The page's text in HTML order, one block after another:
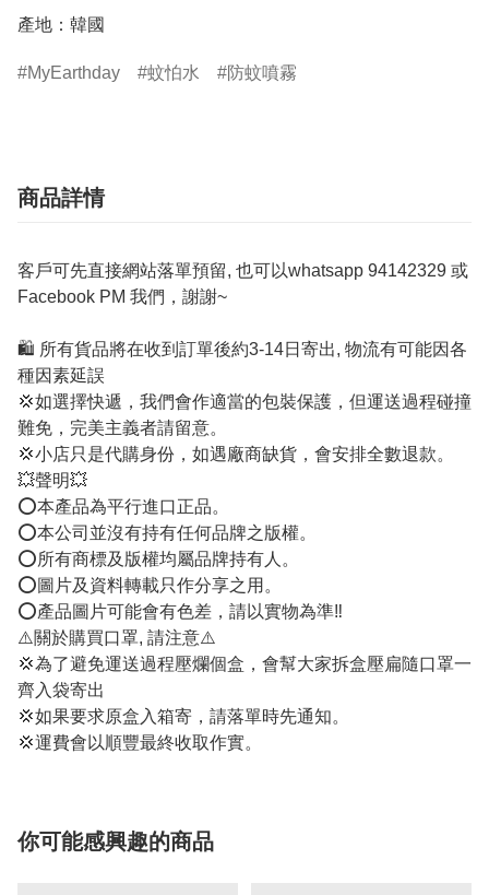
產地：韓國
MyEarthday 蚊怕水 防蚊噴霧
商品詳情
客戶可先直接網站落單預留, 也可以whatsapp 94142329 或
Facebook PM 我們，謝謝~
🛍️ 所有貨品將在收到訂單後約3-14日寄出, 物流有可能因各
種因素延誤
💢如選擇快遞，我們會作適當的包裝保護，但運送過程碰撞
難免，完美主義者請留意。
💢小店只是代購身份，如遇廠商缺貨，會安排全數退款。
💥聲明💥
⭕️本產品為平行進口正品。
⭕️本公司並沒有持有任何品牌之版權。
⭕️所有商標及版權均屬品牌持有人。
⭕️圖片及資料轉載只作分享之用。
⭕️產品圖片可能會有色差，請以實物為準‼️
⚠️關於購買口罩, 請注意⚠️
💢為了避免運送過程壓爛個盒，會幫大家拆盒壓扁隨口罩一
齊入袋寄出
💢如果要求原盒入箱寄，請落單時先通知。
💢運費會以順豐最終收取作實。
你可能感興趣的商品